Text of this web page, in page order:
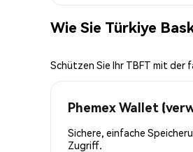
Wie Sie Türkiye
Schützen Sie Ihr TBFT mit der
Phemex Wallet
Sichere, einfache
Zugriff.